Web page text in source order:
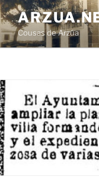
Ir
o
contidoCousas de Arzúa